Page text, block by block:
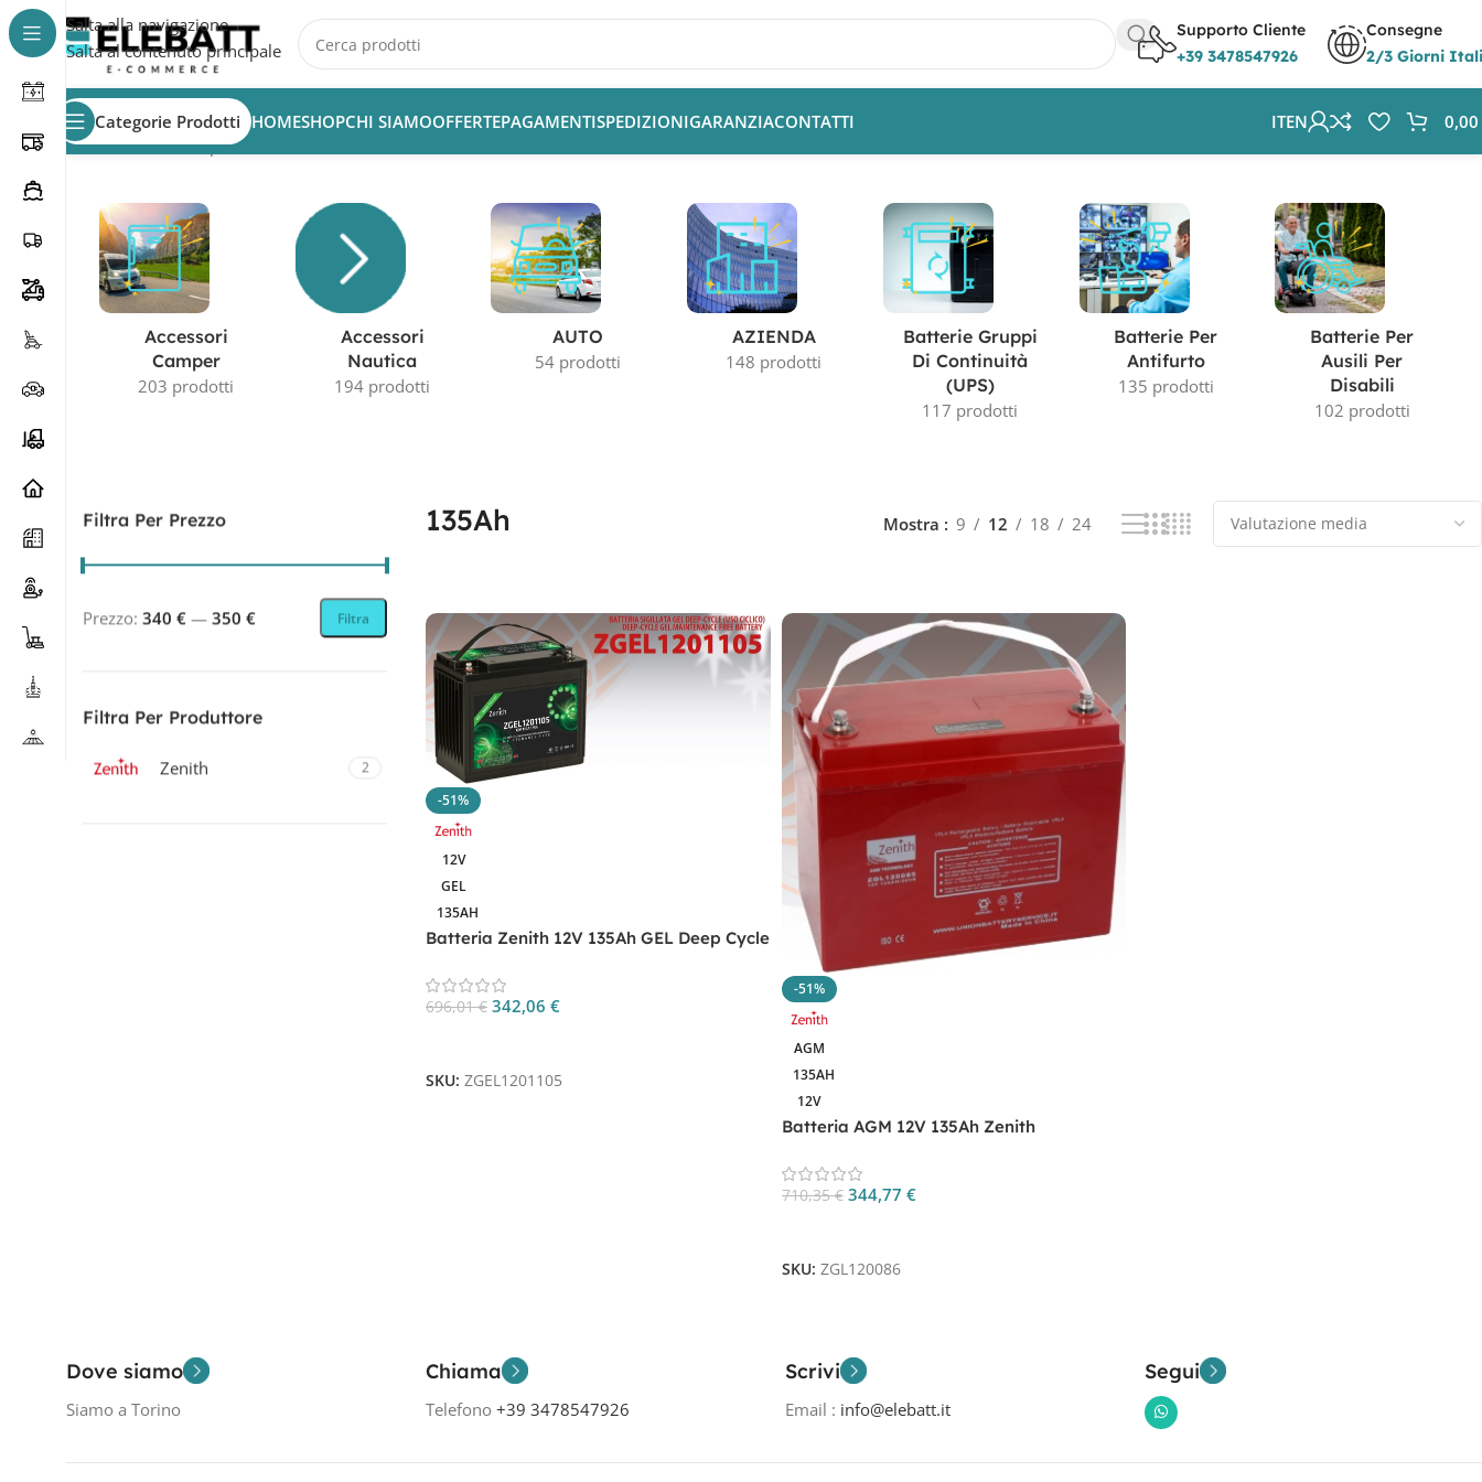
Salta alla navigazione
Salta al contenuto principale
Supporto Cliente
+39 3478547926
Consegne
2/3 Giorni
Categorie Prodotti HOMESHOPCHI SIAMOOFFERTEPAGAMENTISPEDIZIONIGARANZIACONTATTI ITEN
0,00
Home/Prodotto Capacità in AH
Accessori
Camper
203 prodotti
Accessori
Nautica
194 prodotti
AUTO
54 prodotti
AZIENDA
148 prodotti
Batterie Gruppi
Di Continuità
(UPS)
117 prodotti
Batterie Per
Antifurto
135 prodotti
Batterie Per
Ausili Per
Disabili
102 prodotti
Filtra Per Prezzo
Filtra
Prezzo: 340 € — 350 €
Filtra Per Produttore
Zenith 2
135Ah Mostra 9 12 18 24
-51%
12V
GEL
135AH
Batteria Zenith 12V 135Ah GEL Deep Cycle
696,01€ 342,06 €
SKU: ZGEL1201105
-51%
AGM
135AH
12V
Batteria AGM 12V 135Ah Zenith
710,35€ 344,77 €
SKU: ZGL120086
Dove siamo
Siamo a Torino
Chiama
Telefono +39 3478547926
Scrivi
Email : info@elebatt.it
Segui